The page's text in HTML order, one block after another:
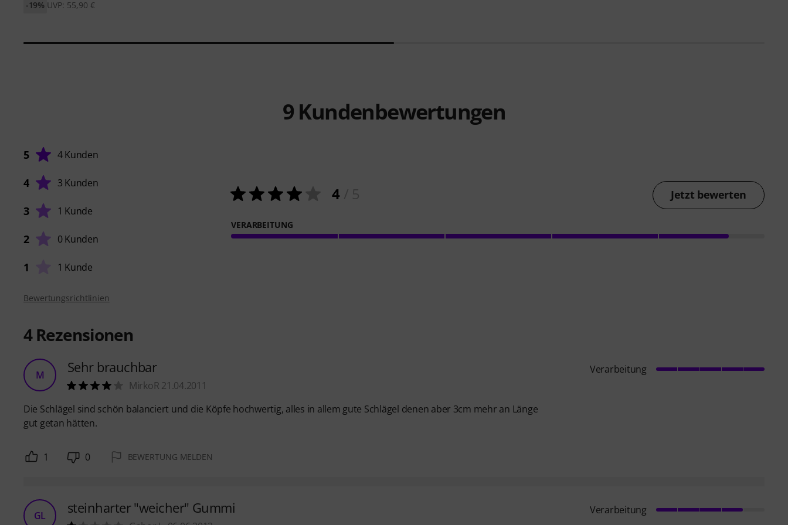
UVP: 55,90 €
-19%
9 Kundenbewertungen
5 4 Kunden
4 3 Kunden
3 1 Kunde
2 0 Kunden
1 1 Kunde
4/ 5 Jetzt bewerten
VERARBEITUNG
Bewertungsrichtlinien
4Rezensionen
M Sehr brauchbar
MirkoR 21.04.2011
Die Schlägel sind schön balanciert und die Köpfe hochwertig, alles in allem gute Schlägel denen aber 3cm mehr an Länge
gut getan hätten.
Verarbeitung
1 0 BEWERTUNG MELDEN
GL steinharter "weicher" Gummi Verarbeitung